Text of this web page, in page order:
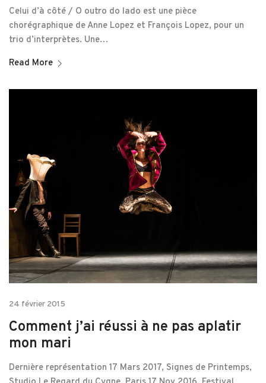
Celui d’à côté / O outro do lado est une pièce
chorégraphique de Anne Lopez et François Lopez, pour un
trio d’interprètes. Une…
Read More
24 février 2015
Comment j’ai réussi à ne pas aplatir
mon mari
Dernière représentation 17 Mars 2017, Signes de Printemps,